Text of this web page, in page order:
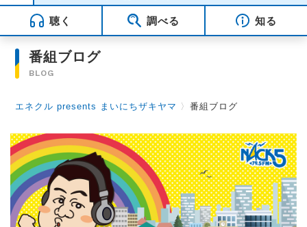
聴く 調べる 知る
番組ブログ
BLOG
エネクル presents まいにちザキヤマ 〉番組ブログ